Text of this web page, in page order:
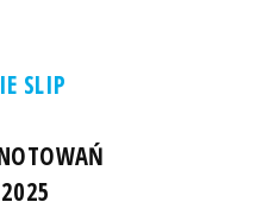
SLIP